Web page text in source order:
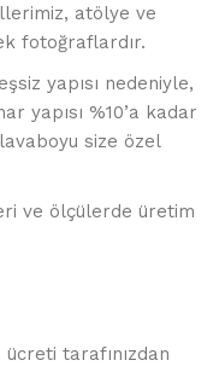
atölye ve
fotoğraflardır.
yapısı nedeniyle,
yapısı %10’a kadar
size özel
ve ölçülerde üretim
tarafınızdan